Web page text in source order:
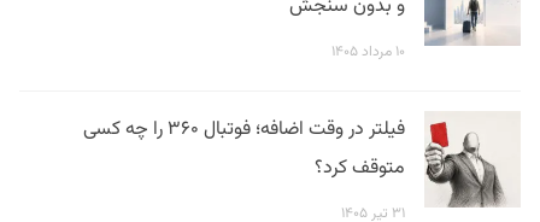
و بدون سنجش
۱۰ مرداد ۱۴۰۵
فیلتر در وقت اضافه؛ فوتبال ۳۶۰ را چه کسی
متوقف کرد؟
۳۱ تیر ۱۴۰۵